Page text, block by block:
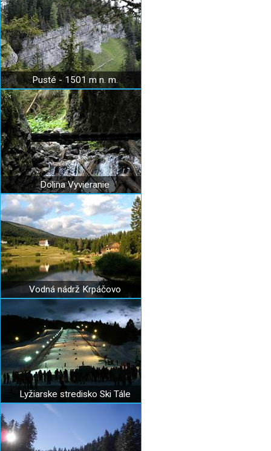
Pusté - 1501 m n. m.
Dolina Vyvieranie
Vodná nádrž Krpáčovo
Lyžiarske stredisko Ski Tále